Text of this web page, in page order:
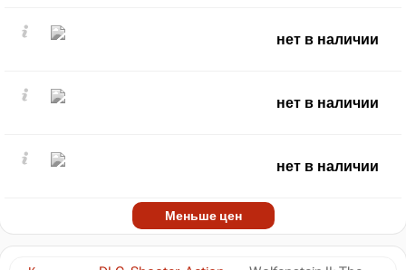
нет в наличии
нет в наличии
нет в наличии
Меньше цен